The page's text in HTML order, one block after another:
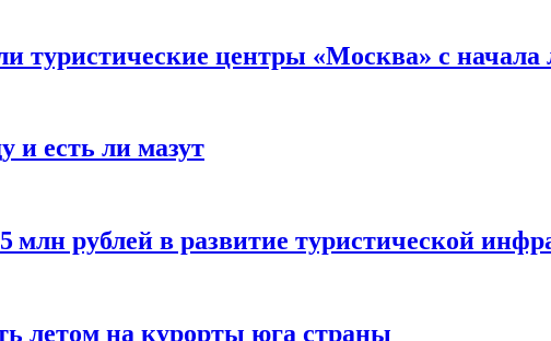
туристические центры «Москва» с начала
и есть ли мазут
рублей в развитие туристической
летом на курорты юга страны